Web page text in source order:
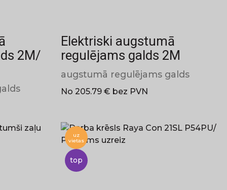
2M/
Elektriski augstumā
regulējams galds 2M
augstumā regulējams galds
No 205.79 € bez PVN
uz
vietas
top